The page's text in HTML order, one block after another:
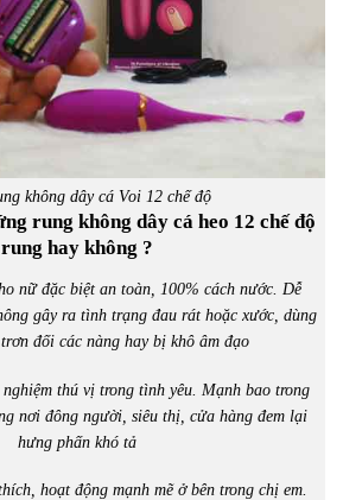
không dây cá Voi 12 chế độ
rung không dây cá heo 12 chế độ
rung hay không ?
nữ đặc biệt an toàn, 100% cách nước. Dễ
gây ra tình trạng đau rát hoặc xước, dùng
đối các nàng hay bị khô âm đạo
thú vị trong tình yêu. Mạnh bao trong
nơi đông người, siêu thị, cửa hàng đem lại
hưng phấn khó tả
hoạt động mạnh mẽ ở bên trong chị em.